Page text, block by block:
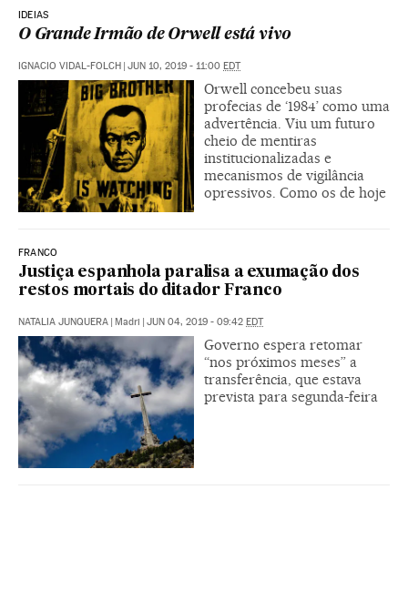
IDEIAS
O Grande Irmão de Orwell está vivo
IGNACIO VIDAL-FOLCH | JUN 10, 2019 - 11:00 EDT
Orwell concebeu suas
profecias de ‘1984’ como uma
advertência. Viu um futuro
cheio de mentiras
institucionalizadas e
mecanismos de vigilância
opressivos. Como os de hoje
FRANCO
Justiça espanhola paralisa a exumação dos
restos mortais do ditador Franco
NATALIA JUNQUERA | Madri | JUN 04, 2019 - 09:42 EDT
Governo espera retomar
“nos próximos meses” a
transferência, que estava
prevista para segunda-feira